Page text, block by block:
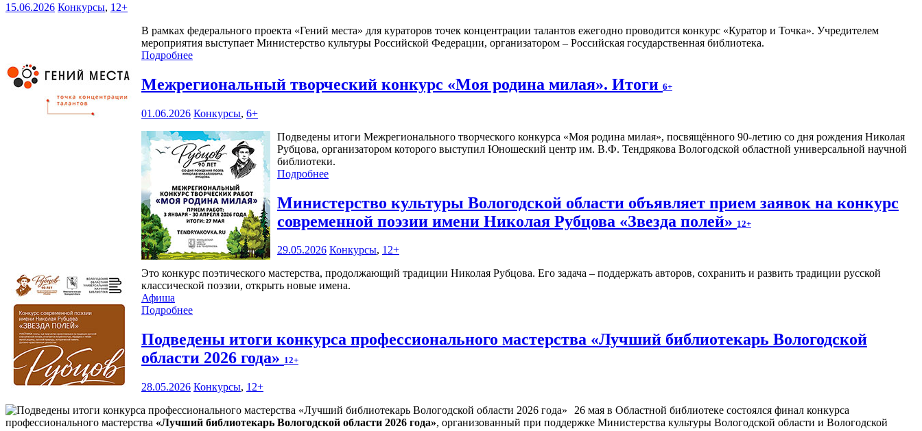
15.06.2026 Конкурсы, 12+
В рамках федерального проекта «Гений места» для кураторов точек концентрации талантов ежегодно проводится конкурс «Куратор и Точка». Учредителем
мероприятия выступает Министерство культуры Российской Федерации, организатором – Российская государственная библиотека.
Подробнее
Межрегиональный творческий конкурс «Моя родина милая». Итоги 6+
01.06.2026 Конкурсы, 6+
Подведены итоги Межрегионального творческого конкурса «Моя родина милая», посвящённого 90-летию со дня рождения Николая
Рубцова, организатором которого выступил Юношеский центр им. В.Ф. Тендрякова Вологодской областной универсальной научной
библиотеки.
Подробнее
Министерство культуры Вологодской области объявляет прием заявок на конкурс
современной поэзии имени Николая Рубцова «Звезда полей» 12+
29.05.2026 Конкурсы, 12+
Это конкурс поэтического мастерства, продолжающий традиции Николая Рубцова. Его задача – поддержать авторов, сохранить и развить традиции русской
классической поэзии, открыть новые имена.
Афиша
Подробнее
Подведены итоги конкурса профессионального мастерства «Лучший библиотекарь Вологодской
области 2026 года» 12+
28.05.2026 Конкурсы, 12+
26 мая в Областной библиотеке состоялся финал конкурса
профессионального мастерства «Лучший библиотекарь Вологодской области 2026 года», организованный при поддержке Министерства культуры Вологодской области и Вологодской